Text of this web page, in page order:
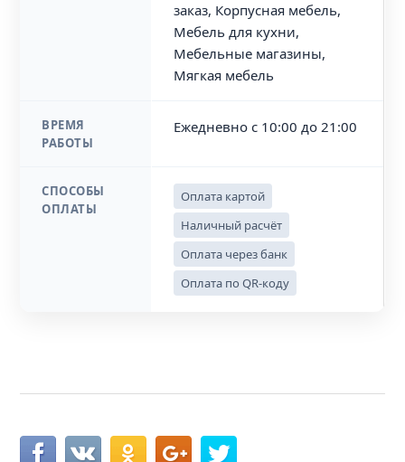
заказ, Корпусная мебель,
Мебель для кухни,
Мебельные магазины,
Мягкая мебель
ВРЕМЯ
РАБОТЫ
Ежедневно с 10:00 до 21:00
СПОСОБЫ
ОПЛАТЫ
Оплата картой
Наличный расчёт
Оплата через банк
Оплата по QR-коду